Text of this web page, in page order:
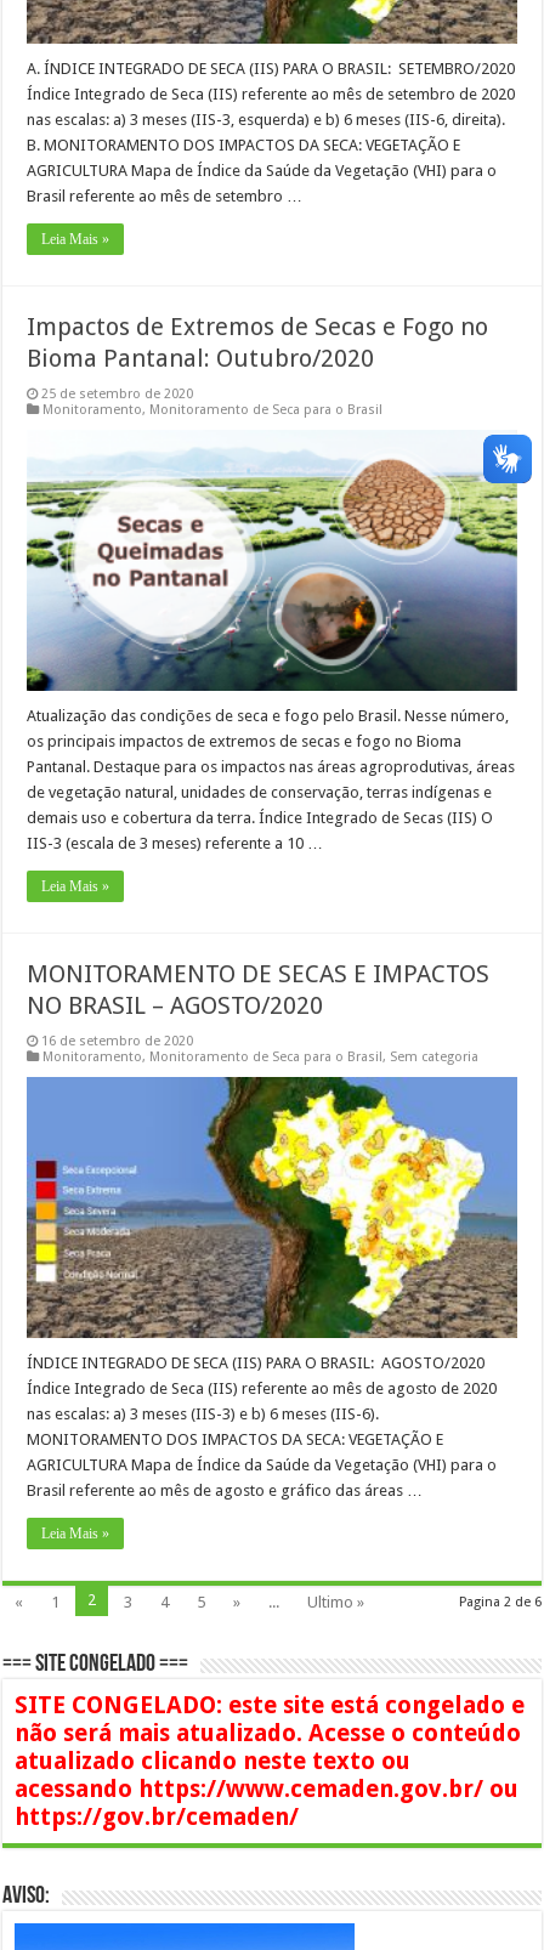
A. ÍNDICE INTEGRADO DE SECA (IIS) PARA O BRASIL: SETEMBRO/2020
Índice Integrado de Seca (IIS) referente ao mês de setembro de 2020
nas escalas: a) 3 meses (IIS-3, esquerda) e b) 6 meses (IIS-6, direita).
B. MONITORAMENTO DOS IMPACTOS DA SECA: VEGETAÇÃO E
AGRICULTURA Mapa de Índice da Saúde da Vegetação (VHI) para o
Brasil referente ao mês de setembro …
Leia Mais »
Impactos de Extremos de Secas e Fogo no
Bioma Pantanal: Outubro/2020
25 de setembro de 2020
Monitoramento, Monitoramento de Seca para o Brasil
Atualização das condições de seca e fogo pelo Brasil. Nesse número,
os principais impactos de extremos de secas e fogo no Bioma
Pantanal. Destaque para os impactos nas áreas agroprodutivas, áreas
de vegetação natural, unidades de conservação, terras indígenas e
demais uso e cobertura da terra. Índice Integrado de Secas (IIS) O
IIS-3 (escala de 3 meses) referente a 10 …
Leia Mais »
MONITORAMENTO DE SECAS E IMPACTOS
NO BRASIL – AGOSTO/2020
16 de setembro de 2020
Monitoramento, Monitoramento de Seca para o Brasil, Sem categoria
ÍNDICE INTEGRADO DE SECA (IIS) PARA O BRASIL: AGOSTO/2020
Índice Integrado de Seca (IIS) referente ao mês de agosto de 2020
nas escalas: a) 3 meses (IIS-3) e b) 6 meses (IIS-6).
MONITORAMENTO DOS IMPACTOS DA SECA: VEGETAÇÃO E
AGRICULTURA Mapa de Índice da Saúde da Vegetação (VHI) para o
Brasil referente ao mês de agosto e gráfico das áreas …
Leia Mais »
Pagina 2 de 6
« 1 2 3 4 5 » ... Ultimo »
=== SITE CONGELADO ===
SITE CONGELADO: este site está congelado e
não será mais atualizado. Acesse o conteúdo
atualizado clicando neste texto ou
acessando https://www.cemaden.gov.br/ ou
https://gov.br/cemaden/
AVISO: